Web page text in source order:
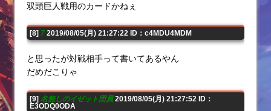
双頭巨人戦用のカードかねぇ
[8] 7 2019/08/05(月) 21:27:22 ID：c4MDU4MDM
と思ったが対戦相手って書いてあるやん
だめだこりゃ
[9] 名無しのイゼット団員2019/08/05(月) 21:27:52 ID：
E3ODQ0ODA